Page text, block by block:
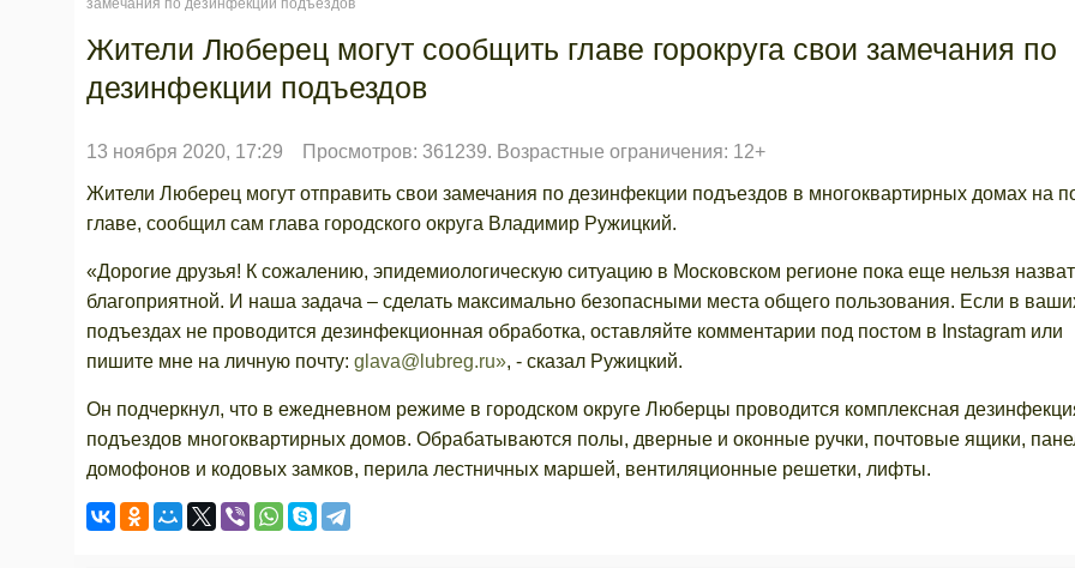
замечания по дезинфекции подъездов
Жители Люберец могут сообщить главе горокруга свои замечания по
дезинфекции подъездов
13 ноября 2020, 17:29 Просмотров: 361239. Возрастные ограничения: 12+
Жители Люберец могут отправить свои замечания по дезинфекции подъездов в многоквартирных домах на
главе, сообщил сам глава городского округа Владимир Ружицкий.
«Дорогие друзья! К сожалению, эпидемиологическую ситуацию в Московском регионе пока еще нельзя
благоприятной. И наша задача – сделать максимально безопасными места общего пользования. Если в
подъездах не проводится дезинфекционная обработка, оставляйте комментарии под постом в Instagram или
пишите мне на личную почту: glava@lubreg.ru», - сказал Ружицкий.
Он подчеркнул, что в ежедневном режиме в городском округе Люберцы проводится комплексная
подъездов многоквартирных домов. Обрабатываются полы, дверные и оконные ручки, почтовые ящики,
домофонов и кодовых замков, перила лестничных маршей, вентиляционные решетки, лифты.